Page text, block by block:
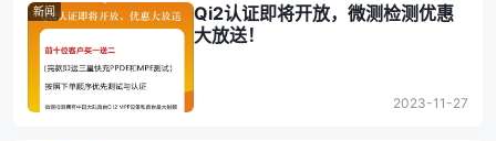
新闻
Qi2认证即将开放，微测检测优惠
大放送！
2023-11-27